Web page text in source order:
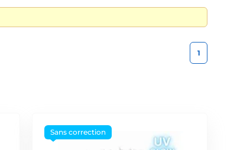
1
Sans correction